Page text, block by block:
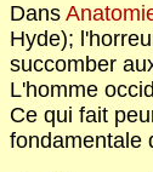
Dans
Hyde);
succomber
L'homme
Ce qui fait
fondamentale